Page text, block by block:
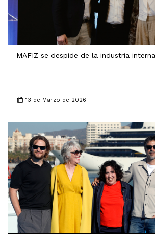
MAFIZ se despide de la industria
13 de Marzo de 2026
LEER MÁS